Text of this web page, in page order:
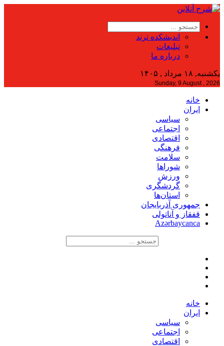
اندیشکده ترند
تبلیغات
درباره ما
یکشنبه, ۱۸ مرداد , ۱۴۰۵
Sunday, 9 August , 2026
خانه
ایران
سیاسی
اجتماعی
اقتصادی
فرهنگی
سلامت
شوراها
ورزش
گردشگری
استان‌ها
جمهوری آذربایجان
قفقاز و آناتولی
Azərbaycanca
خانه
ایران
سیاسی
اجتماعی
اقتصادی